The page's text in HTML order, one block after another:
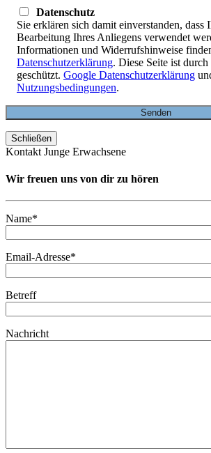
Datenschutz
Sie erklären sich damit einverstanden, dass
Bearbeitung Ihres Anliegens verwendet
Informationen und Widerrufshinweise
Datenschutzerklärung. Diese Seite ist
geschützt. Google Datenschutzerklärung
Nutzungsbedingungen.
Schließen
Kontakt Junge Erwachsene
Wir freuen uns von dir zu hören
Name*
Email-Adresse*
Betreff
Nachricht